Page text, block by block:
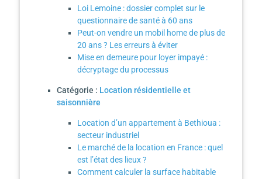
Loi Lemoine : dossier complet sur le
questionnaire de santé à 60 ans
Peut-on vendre un mobil home de plus de
20 ans ? Les erreurs à éviter
Mise en demeure pour loyer impayé :
décryptage du processus
Catégorie : Location résidentielle et
saisonnière
Location d’un appartement à Bethioua :
secteur industriel
Le marché de la location en France : quel
est l’état des lieux ?
Comment calculer la surface habitable